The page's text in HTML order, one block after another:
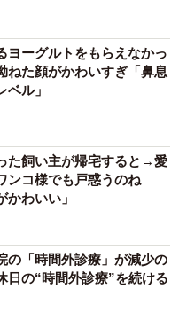
えたこの動画は大きな反
めた。動画に映っている
ゃん と、赤い秋田犬の
の光景の裏側には、フウ
2匹の深い絆があった。
ヨーグルトをもらえなかっ
ねた顔がかわいすぎ「鼻息
ル」
た飼い主が帰宅すると→愛
ンコ様でも戸惑うのね
かわいい」
の「時間外診療」が減少の
の“時間外診療”を続ける